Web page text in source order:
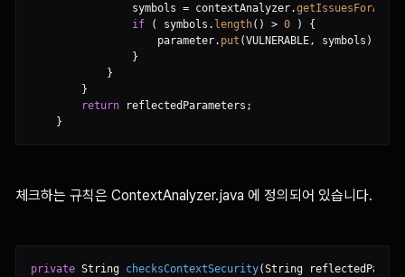
                symbols
= contextAnalyzer.
if
( symbols . length( ) > 0 )
{
                    parameter
. put (VULNERABLE , symbols )
}
}
}
return reflectedParameters ;
}
체크하는 규칙은 ContextAnalyzer.java 에 정의되어 있습니다.
private String checksContextSecurity(String